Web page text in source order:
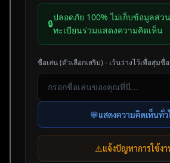
🔒
ปลอดภัย 100% ไม่เก็บข้อมูลส่ว
ทะเบียนร่วมแสดงความคิดเห็น
ชื่อเล่น (ตัวเลือกเสริม) - เว้นว่างไว้เพื่อสุ่มชื่
💬แสดงความคิดเห็นทั่ว
⚠️แจ้งปัญหาการใช้งา